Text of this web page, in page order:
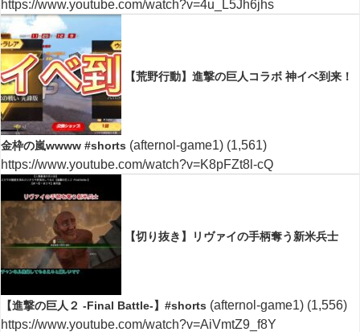
https://www.youtube.com/watch?v=4u_L5Jh6jhs
【荒野行動】進撃の巨人コラボ 神イベ到来！
金枠の嵐wwww #shorts (afternol-game1) (1,561)
https://www.youtube.com/watch?v=K8pFZt8l-cQ
【切り抜き】リヴァイの手柄奪う新米兵士
【進撃の巨人２ -Final Battle-】#shorts (afternol-game1) (1,556)
https://www.youtube.com/watch?v=AiVmtZ9_f8Y